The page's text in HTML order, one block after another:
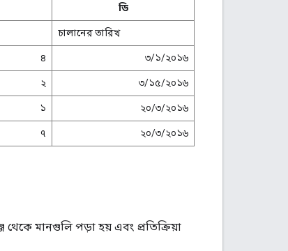
ডি
চালানের তারিখ
৪ ৩/১/২০১৬
২ ৩/১৫/২০১৬
১ ২০/৩/২০১৬
৭ ২০/৩/২০১৬
থেকে মানগুলি পড়া হয় এবং প্রতিক্রিয়া